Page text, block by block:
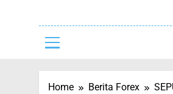
Home Berita Forex